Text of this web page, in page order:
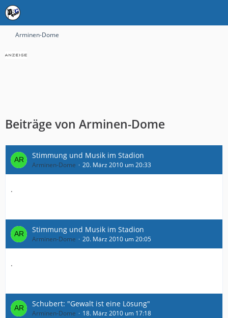
Arminen-Dome
Beiträge von Arminen-Dome
Stimmung und Musik im Stadion
Arminen-Dome 20. März 2010 um 20:33
.
Stimmung und Musik im Stadion
Arminen-Dome 20. März 2010 um 20:05
.
Schubert: "Gewalt ist eine Lösung"
Arminen-Dome 18. März 2010 um 17:18